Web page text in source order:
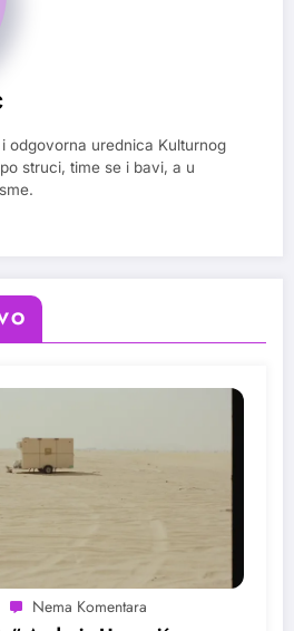
odgovorna urednica Kulturnog
struci, time se i bavi, a u